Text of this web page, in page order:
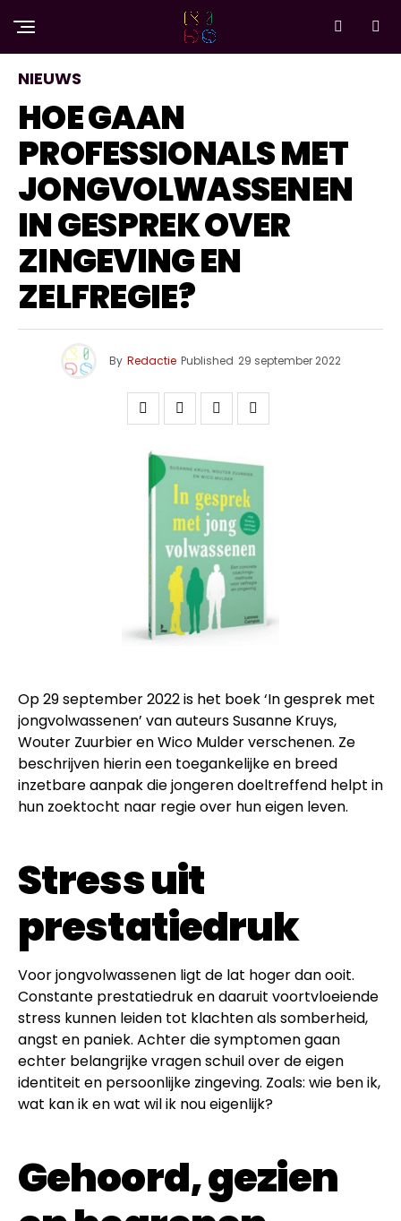
NIEUWS
HOE GAAN
PROFESSIONALS MET
JONGVOLWASSENEN
IN GESPREK OVER
ZINGEVING EN
ZELFREGIE?
By Redactie Published 29 september 2022
Op 29 september 2022 is het boek ‘In gesprek met
jongvolwassenen’ van auteurs Susanne Kruys,
Wouter Zuurbier en Wico Mulder verschenen. Ze
beschrijven hierin een toegankelijke en breed
inzetbare aanpak die jongeren doeltreffend helpt in
hun zoektocht naar regie over hun eigen leven.
Stress uit
prestatiedruk
Voor jongvolwassenen ligt de lat hoger dan ooit.
Constante prestatiedruk en daaruit voortvloeiende
stress kunnen leiden tot klachten als somberheid,
angst en paniek. Achter die symptomen gaan
echter belangrijke vragen schuil over de eigen
identiteit en persoonlijke zingeving. Zoals: wie ben ik,
wat kan ik en wat wil ik nou eigenlijk?
Gehoord, gezien